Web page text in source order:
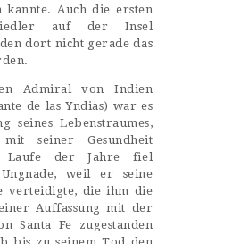
kannte. Auch die ersten
auf der Insel
dort nicht gerade das
Admiral von Indien
de las Yndias) war es
seines Lebenstraumes,
seiner Gesundheit
Laufe der Jahre fiel
weil er seine
verteidigte, die ihm die
Auffassung mit der
Santa Fe zugestanden